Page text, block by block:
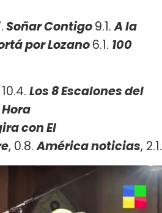
Soñar Contigo9.1.A la
por Lozano6.1. 100
10.4. Los 8 Escalones del
Hora
con El
, 0.8.América noticias, 2.1.